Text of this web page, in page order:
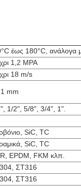
έως 180°C, ανάλογα
1,2 MPA
18 m/s
mm
1/2", 5/8", 3/4", 1".
SiC, TC
SiC, TC
EPDM, FKM κλπ.
ΣΤ316
ΣΤ316